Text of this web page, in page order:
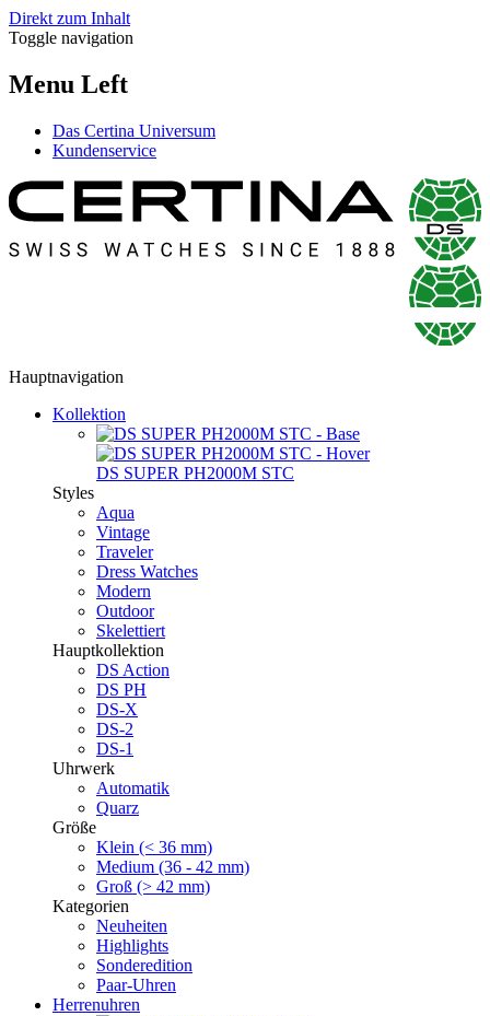
Direkt zum Inhalt
Toggle navigation
Menu Left
Das Certina Universum
Kundenservice
Hauptnavigation
Kollektion
DS SUPER PH2000M STC
Styles
Aqua
Vintage
Traveler
Dress Watches
Modern
Outdoor
Skelettiert
Hauptkollektion
DS Action
DS PH
DS-X
DS-2
DS-1
Uhrwerk
Automatik
Quarz
Größe
Klein (< 36 mm)
Medium (36 - 42 mm)
Groß (> 42 mm)
Kategorien
Neuheiten
Highlights
Sonderedition
Paar-Uhren
Herrenuhren